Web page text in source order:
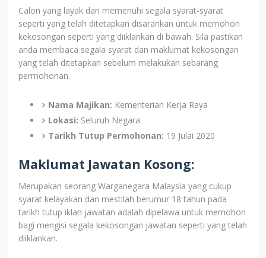
Calon yang layak dan memenuhi segala syarat-syarat
seperti yang telah ditetapkan disarankan untuk memohon
kekosongan seperti yang diiklankan di bawah. Sila pastikan
anda membaca segala syarat dan maklumat kekosongan
yang telah ditetapkan sebelum melakukan sebarang
permohonan.
Nama Majikan: Kementerian Kerja Raya
Lokasi: Seluruh Negara
Tarikh Tutup Permohonan: 19 Julai 2020
Maklumat Jawatan Kosong:
Merupakan seorang Warganegara Malaysia yang cukup
syarat kelayakan dan mestilah berumur 18 tahun pada
tarikh tutup iklan jawatan adalah dipelawa untuk memohon
bagi mengisi segala kekosongan jawatan seperti yang telah
diiklankan.